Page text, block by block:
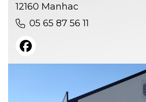
12160 Manhac
05 65 87 56 11